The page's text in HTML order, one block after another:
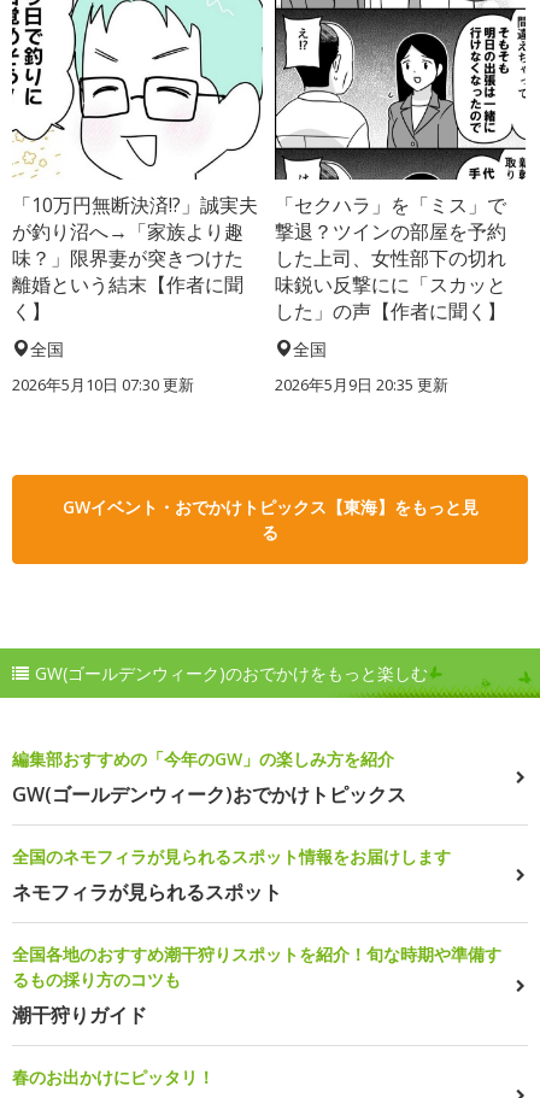
「10万円無断決済!?」誠実夫
が釣り沼へ→「家族より趣
味？」限界妻が突きつけた
離婚という結末【作者に聞
く】
全国
2026年5月10日 07:30 更新
「セクハラ」を「ミス」で
撃退？ツインの部屋を予約
した上司、女性部下の切れ
味鋭い反撃にに「スカッと
した」の声【作者に聞く】
全国
2026年5月9日 20:35 更新
GWイベント・おでかけトピックス【東海】をもっと見
る
GW(ゴールデンウィーク)のおでかけをもっと楽しむ
編集部おすすめの「今年のGW」の楽しみ方を紹介
GW(ゴールデンウィーク)おでかけトピックス
全国のネモフィラが見られるスポット情報をお届けします
ネモフィラが見られるスポット
全国各地のおすすめ潮干狩りスポットを紹介！旬な時期や準備す
るもの採り方のコツも
潮干狩りガイド
春のお出かけにピッタリ！